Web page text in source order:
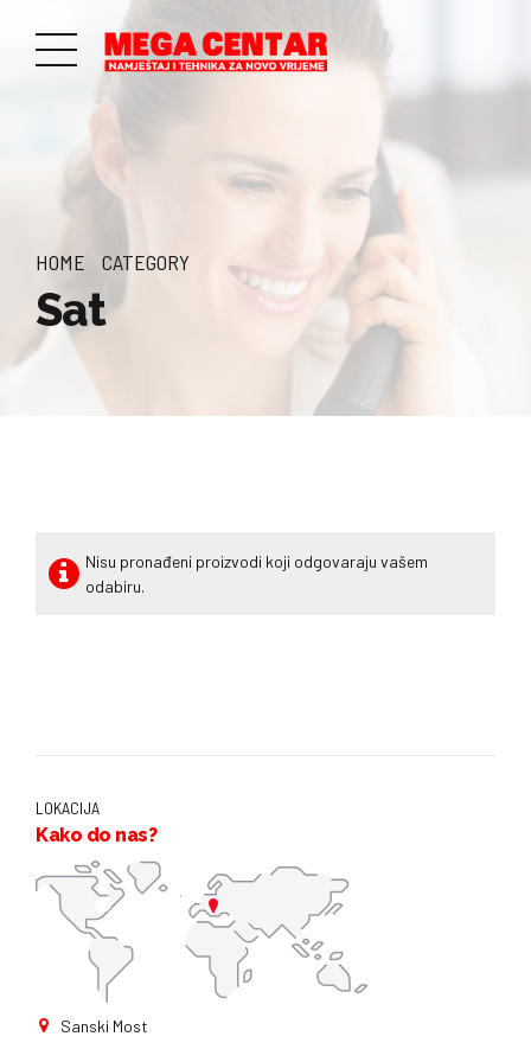
HOME CATEGORY
Sat
Nisu pronađeni proizvodi koji odgovaraju vašem
odabiru.
LOKACIJA
Kako do nas?
Sanski Most